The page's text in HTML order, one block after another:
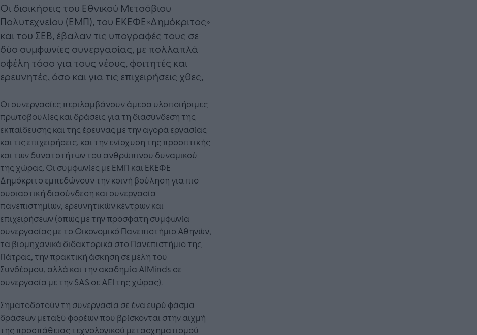
​Οι διοικήσεις του Εθνικού Μετσόβιου
Πολυτεχνείου (ΕΜΠ), του ΕΚΕΦΕ«Δημόκριτος»
και του ΣΕΒ, έβαλαν τις υπογραφές τους σε
δύο συμφωνίες συνεργασίας, με πολλαπλά
οφέλη τόσο για τους νέους, φοιτητές και
ερευνητές, όσο και για τις επιχειρήσεις χθες,
Οι συνεργασίες περιλαμβάνουν άμεσα υλοποιήσιμες
πρωτοβουλίες και δράσεις για τη διασύνδεση της
εκπαίδευσης και της έρευνας με την αγορά εργασίας
και τις επιχειρήσεις, και την ενίσχυση της προοπτικής
και των δυνατοτήτων του ανθρώπινου δυναμικού
της χώρας. Οι συμφωνίες με ΕΜΠ και ΕΚΕΦΕ
Δημόκριτο εμπεδώνουν την κοινή βούληση για πιο
ουσιαστική διασύνδεση και συνεργασία
πανεπιστημίων, ερευνητικών κέντρων και
επιχειρήσεων (όπως με την πρόσφατη συμφωνία
συνεργασίας με το Οικονομικό Πανεπιστήμιο Αθηνών,
τα βιομηχανικά διδακτορικά στο Πανεπιστήμιο της
Πάτρας, την πρακτική άσκηση σε μέλη του
Συνδέσμου, αλλά και την ακαδημία AIMinds σε
συνεργασία με την SAS σε ΑΕΙ της χώρας).
Σηματοδοτούν τη συνεργασία σε ένα ευρύ φάσμα
δράσεων μεταξύ φορέων που βρίσκονται στην αιχμή
της προσπάθειας τεχνολογικού μετασχηματισμού